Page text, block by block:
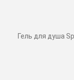
Гель для душа